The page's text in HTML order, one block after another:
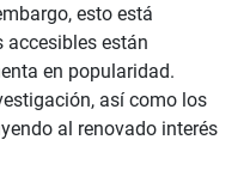
esto está
están
en popularidad.
así como los
al renovado interés